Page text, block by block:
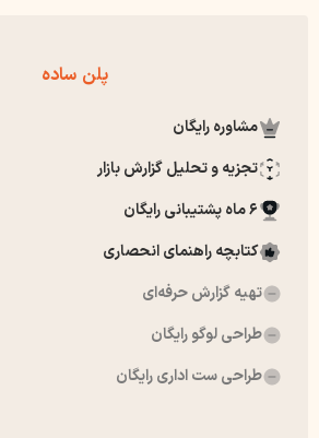
پلن ساده
مشاوره رایگان
تجزیه و تحلیل گزارش بازار
6 ماه پشتیبانی رایگان
کتابچه راهنمای انحصاری
تهیه گزارش حرفه‌ای
طراحی لوگو رایگان
طراحی ست اداری رایگان